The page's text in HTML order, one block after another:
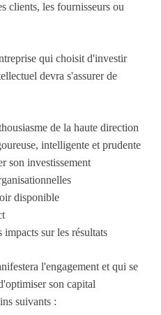
clients, les fournisseurs ou
qui choisit d'investir
devra s'assurer de
de la haute direction
intelligente et prudente
son investissement
disponible
sur les résultats
l'engagement et qui se
son capital
suivants :